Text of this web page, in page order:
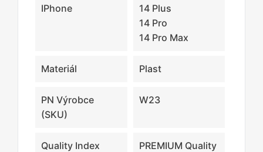
IPhone
14 Plus
14 Pro
14 Pro Max
Materiál Plast
PN Výrobce
(SKU)
W23
Quality Index
PREMIUM Quality